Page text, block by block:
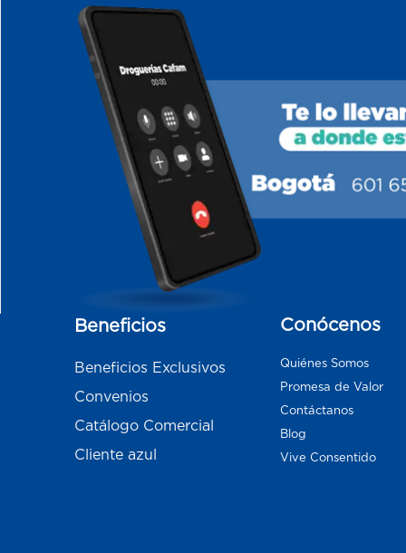
Beneficios
Beneficios Exclusivos
Convenios
Catálogo Comercial
Cliente azul
Conócenos
Quiénes Somos
Promesa de Valor
Contáctanos
Blog
Vive Consentido